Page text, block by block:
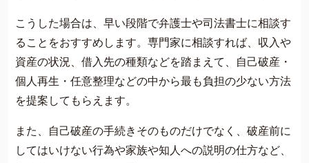
こうした場合は、早い段階で弁護士や司法書士に相談す
ることをおすすめします。専門家に相談すれば、収入や
資産の状況、借入先の種類などを踏まえて、自己破産・
個人再生・任意整理などの中から最も負担の少ない方法
を提案してもらえます。
また、自己破産の手続きそのものだけでなく、破産前に
してはいけない行為や家族や知人への説明の仕方など、